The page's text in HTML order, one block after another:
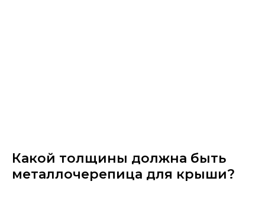
Какой толщины должна быть
металлочерепица для крыши?